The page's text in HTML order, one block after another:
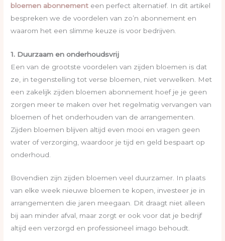
bloemen abonnement een perfect alternatief. In dit artikel
bespreken we de voordelen van zo’n abonnement en
waarom het een slimme keuze is voor bedrijven.
1. Duurzaam en onderhoudsvrij
Een van de grootste voordelen van zijden bloemen is dat
ze, in tegenstelling tot verse bloemen, niet verwelken. Met
een zakelijk zijden bloemen abonnement hoef je je geen
zorgen meer te maken over het regelmatig vervangen van
bloemen of het onderhouden van de arrangementen.
Zijden bloemen blijven altijd even mooi en vragen geen
water of verzorging, waardoor je tijd en geld bespaart op
onderhoud.
Bovendien zijn zijden bloemen veel duurzamer. In plaats
van elke week nieuwe bloemen te kopen, investeer je in
arrangementen die jaren meegaan. Dit draagt niet alleen
bij aan minder afval, maar zorgt er ook voor dat je bedrijf
altijd een verzorgd en professioneel imago behoudt.